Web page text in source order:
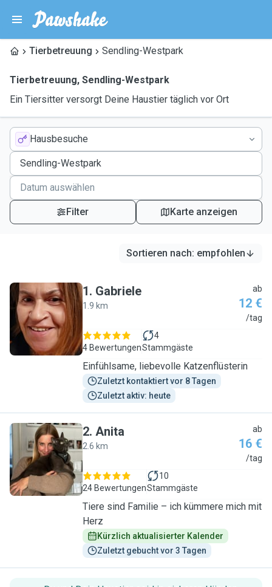
Tierbetreuung Sendling-Westpark
Tierbetreuung, Sendling-Westpark
Ein Tiersitter versorgt Deine Haustier täglich vor Ort
Hausbesuche
Filter Karte anzeigen
Sortieren nach: empfohlen
G
1. Gabriele
1.9 km
ab
12 €
/tag
4 Bewertungen
4
Stammgäste
Einfühlsame, liebevolle Katzenflüsterin
Zuletzt kontaktiert vor 8 Tagen
Zuletzt aktiv: heute
A
2. Anita
2.6 km
ab
16 €
/tag
24 Bewertungen
10
Stammgäste
Tiere sind Familie – ich kümmere mich mit
Herz
Kürzlich aktualisierter Kalender
Zuletzt gebucht vor 3 Tagen